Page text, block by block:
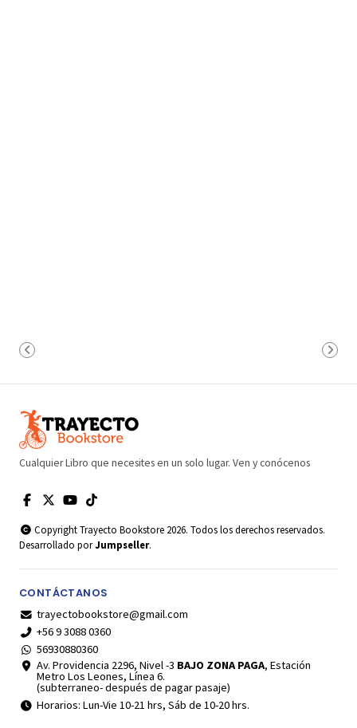
Cualquier Libro que necesites en un solo lugar. Ven y conócenos
Copyright Trayecto Bookstore 2026. Todos los derechos reservados.
Desarrollado porJumpseller.
CONTÁCTANOS
trayectobookstore@gmail.com
+56 9 3088 0360
56930880360
Av. Providencia 2296, Nivel -3 BAJO ZONA PAGA, Estación
Metro Los Leones, Línea 6.
(subterraneo- después de pagar pasaje)
Horarios: Lun-Vie 10-21 hrs, Sáb de 10-20 hrs.